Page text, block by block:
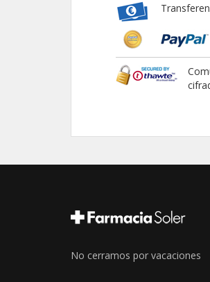
No cerramos por vacaciones